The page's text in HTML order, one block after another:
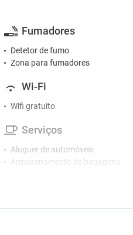
Fumadores
Detetor de fumo
Zona para fumadores
Wi-Fi
Wifi gratuito
Serviços
Aluguer de automóveis
Armazenamento de bagagens
Centro de negócios